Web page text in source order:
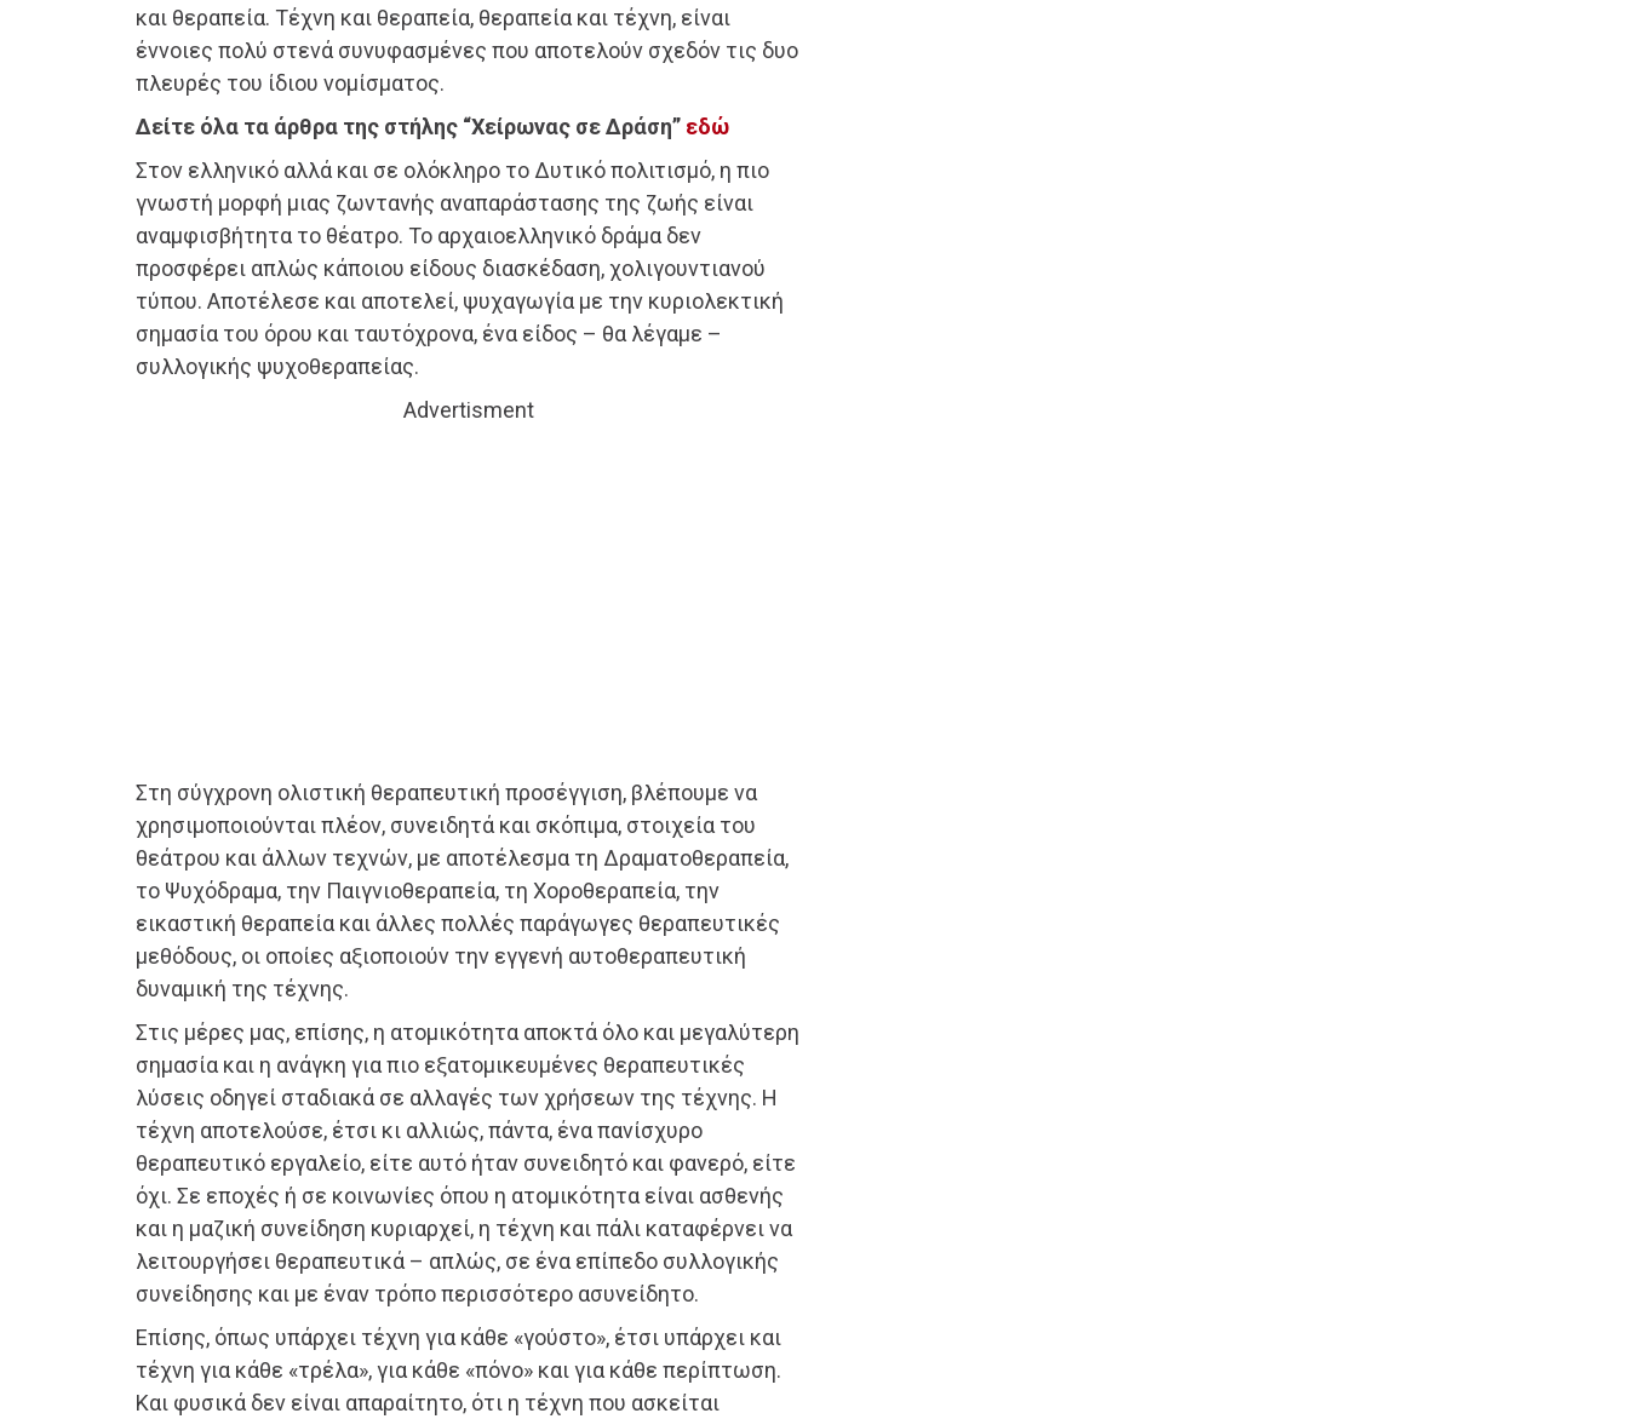
και θεραπεία. Τέχνη και θεραπεία, θεραπεία και τέχνη, είναι
έννοιες πολύ στενά συνυφασμένες που αποτελούν σχεδόν τις δυο
πλευρές του ίδιου νομίσματος.
Δείτε όλα τα άρθρα της στήλης “Χείρωνας σε Δράση” εδώ
Στον ελληνικό αλλά και σε ολόκληρο το Δυτικό πολιτισμό, η πιο
γνωστή μορφή μιας ζωντανής αναπαράστασης της ζωής είναι
αναμφισβήτητα το θέατρο. Το αρχαιοελληνικό δράμα δεν
προσφέρει απλώς κάποιου είδους διασκέδαση, χολιγουντιανού
τύπου. Αποτέλεσε και αποτελεί, ψυχαγωγία με την κυριολεκτική
σημασία του όρου και ταυτόχρονα, ένα είδος – θα λέγαμε –
συλλογικής ψυχοθεραπείας.
Advertisment
Στη σύγχρονη ολιστική θεραπευτική προσέγγιση, βλέπουμε να
χρησιμοποιούνται πλέον, συνειδητά και σκόπιμα, στοιχεία του
θεάτρου και άλλων τεχνών, με αποτέλεσμα τη Δραματοθεραπεία,
το Ψυχόδραμα, την Παιγνιοθεραπεία, τη Χοροθεραπεία, την
εικαστική θεραπεία και άλλες πολλές παράγωγες θεραπευτικές
μεθόδους, οι οποίες αξιοποιούν την εγγενή αυτοθεραπευτική
δυναμική της τέχνης.
Στις μέρες μας, επίσης, η ατομικότητα αποκτά όλο και μεγαλύτερη
σημασία και η ανάγκη για πιο εξατομικευμένες θεραπευτικές
λύσεις οδηγεί σταδιακά σε αλλαγές των χρήσεων της τέχνης. Η
τέχνη αποτελούσε, έτσι κι αλλιώς, πάντα, ένα πανίσχυρο
θεραπευτικό εργαλείο, είτε αυτό ήταν συνειδητό και φανερό, είτε
όχι. Σε εποχές ή σε κοινωνίες όπου η ατομικότητα είναι ασθενής
και η μαζική συνείδηση κυριαρχεί, η τέχνη και πάλι καταφέρνει να
λειτουργήσει θεραπευτικά – απλώς, σε ένα επίπεδο συλλογικής
συνείδησης και με έναν τρόπο περισσότερο ασυνείδητο.
Επίσης, όπως υπάρχει τέχνη για κάθε «γούστο», έτσι υπάρχει και
τέχνη για κάθε «τρέλα», για κάθε «πόνο» και για κάθε περίπτωση.
Και φυσικά δεν είναι απαραίτητο, ότι η τέχνη που ασκείται